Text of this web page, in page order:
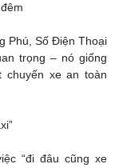
Phú, Số Điện Thoại
trọng – nó giống
chuyến xe an toàn
“đi đâu cũng xe